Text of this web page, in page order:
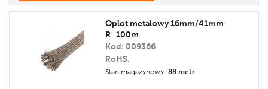
Oplot metalowy 16mm/41mm
R=100m
Kod: 009366
RoHS.
Stan magazynowy: 88 metr